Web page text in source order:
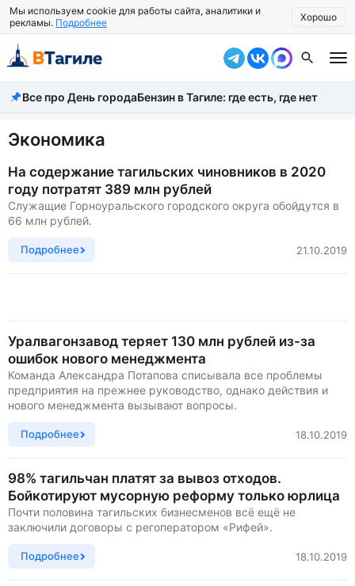
Мы используем cookie для работы сайта, аналитики и
рекламы. Подробнее Хорошо
Все новости
Происшествия
Город
Власть
Все про День городаБензин в Тагиле: где есть, где нет
Экономика
На содержание тагильских чиновников в 2020
году потратят 389 млн рублей
Служащие Горноуральского городского округа обойдутся в
66 млн рублей.
Подробнее 21.10.2019
Уралвагонзавод теряет 130 млн рублей из-за
ошибок нового менеджмента
Команда Александра Потапова списывала все проблемы
предприятия на прежнее руководство, однако действия и
нового менеджмента вызывают вопросы.
Подробнее 18.10.2019
98% тагильчан платят за вывоз отходов.
Бойкотируют мусорную реформу только юрлица
Почти половина тагильских бизнесменов всё ещё не
заключили договоры с регоператором «Рифей».
Подробнее 18.10.2019